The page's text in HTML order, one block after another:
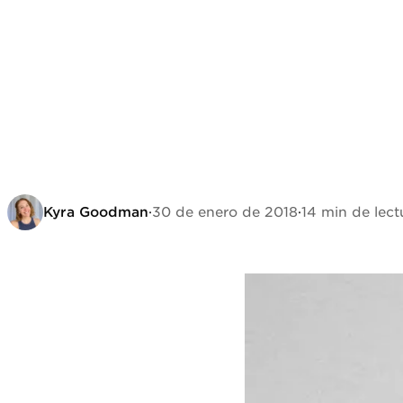
Kyra Goodman·30 de enero de 2018·14 min de